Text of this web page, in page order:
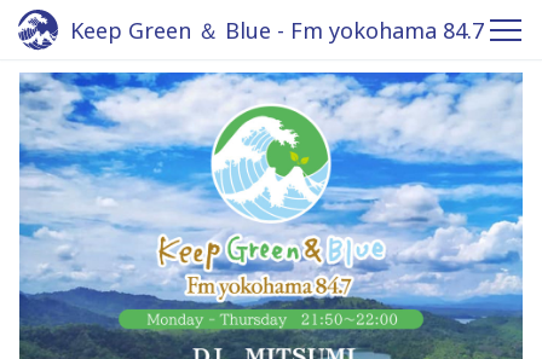
Keep Green ＆ Blue - Fm yokohama 84.7